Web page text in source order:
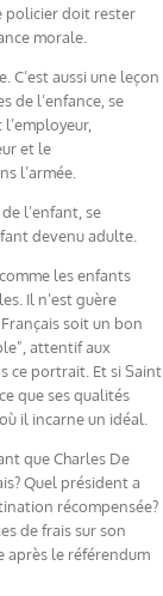
policier doit rester
morale.
C’est aussi une leçon
de l’enfance, se
et le
l’armée.
l’enfant, se
devenu adulte.
les enfants
Il n’est guère
soit un bon
attentif aux
ce portrait. Et si Saint
que ses qualités
il incarne un idéal.
que Charles De
Quel président a
récompensée?
de frais sur son
après le référendum